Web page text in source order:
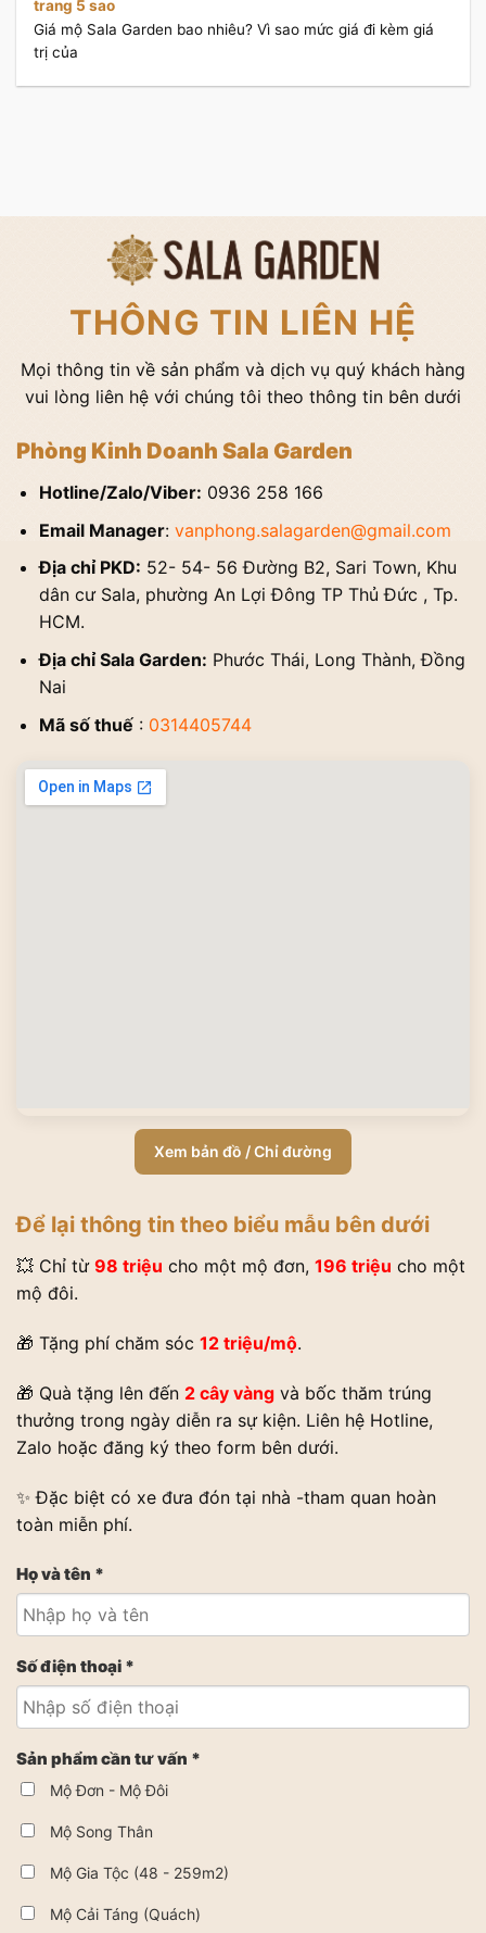
trang 5 sao
Giá mộ Sala Garden bao nhiêu? Vì sao mức giá đi kèm giá
trị của
THÔNG TIN LIÊN HỆ
Mọi thông tin về sản phẩm và dịch vụ quý khách hàng
vui lòng liên hệ với chúng tôi theo thông tin bên dưới
Phòng Kinh Doanh Sala Garden
Hotline/Zalo/Viber: 0936 258 166
Email Manager: vanphong.salagarden@gmail.com
Địa chỉ PKD: 52- 54- 56 Đường B2, Sari Town, Khu
dân cư Sala, phường An Lợi Đông TP Thủ Đức , Tp.
HCM.
Địa chỉ Sala Garden: Phước Thái, Long Thành, Đồng
Nai
Mã số thuế: 0314405744
Xem bản đồ / Chỉ đường
Để lại thông tin theo biểu mẫu bên dưới
💥 Chỉ từ 98 triệu cho một mộ đơn, 196 triệu cho một
mộ đôi.
🎁 Tặng phí chăm sóc 12 triệu/mộ.
🎁 Quà tặng lên đến 2 cây vàng và bốc thăm trúng
thưởng trong ngày diễn ra sự kiện. Liên hệ Hotline,
Zalo hoặc đăng ký theo form bên dưới.
✨ Đặc biệt có xe đưa đón tại nhà -tham quan hoàn
toàn miễn phí.
Họ và tên *
Số điện thoại *
Sản phẩm cần tư vấn *
Mộ Đơn - Mộ Đôi
Mộ Song Thân
Mộ Gia Tộc (48 - 259m2)
Mộ Cải Táng (Quách)